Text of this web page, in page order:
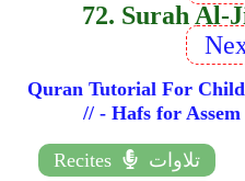
Recites تلاوات